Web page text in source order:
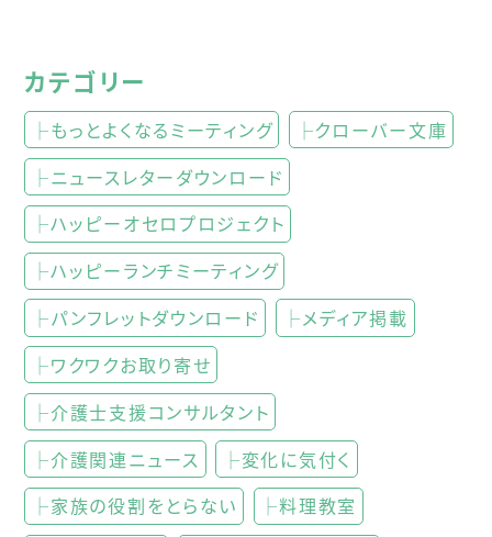
カテゴリー
├もっとよくなるミーティング
├クローバー文庫
├ニュースレターダウンロード
├ハッピーオセロプロジェクト
├ハッピーランチミーティング
├パンフレットダウンロード
├メディア掲載
├ワクワクお取り寄せ
├介護士支援コンサルタント
├介護関連ニュース
├変化に気付く
├家族の役割をとらない
├料理教室